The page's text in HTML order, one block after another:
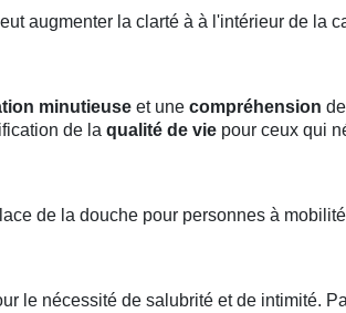
augmenter la clarté à à l'intérieur de la
minutieuse et une compréhension
de la qualité de vie pour ceux qui
de la douche pour personnes à
le nécessité de salubrité et de intimité.